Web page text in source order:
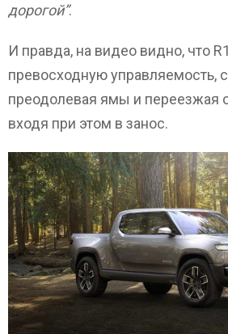
дорогой”.
И правда, на видео видно, что
превосходную управляемость,
преодолевая ямы и переезжая
входя при этом в занос.